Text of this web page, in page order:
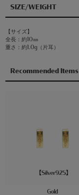
SIZE/WEIGHT
【サイズ】
全長：約10㎜
重さ：約1.0g（片耳）
Recommended Items
Gold